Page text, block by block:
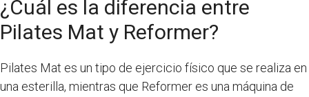
¿Cuál es la diferencia entre
Pilates Mat y Reformer?
Pilates Mat es un tipo de ejercicio físico que se realiza en
una esterilla, mientras que Reformer es una máquina de